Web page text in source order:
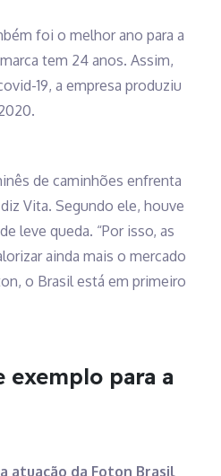
foi o melhor ano para a
tem 24 anos. Assim,
19, a empresa produziu
de caminhões enfrenta
Vita. Segundo ele, houve
leve queda. “Por isso, as
ainda mais o mercado
o Brasil está em primeiro
exemplo para a
atuação da Foton Brasil